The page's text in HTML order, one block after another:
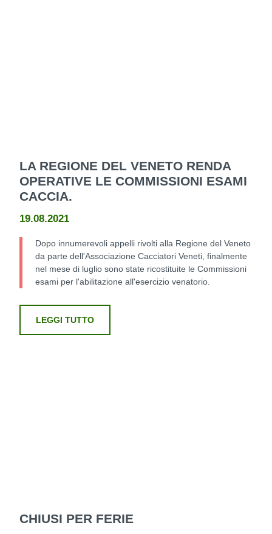
LA REGIONE DEL VENETO RENDA
OPERATIVE LE COMMISSIONI ESAMI
CACCIA.
19.08.2021
Dopo innumerevoli appelli rivolti alla Regione del Veneto
da parte dell'Associazione Cacciatori Veneti, finalmente
nel mese di luglio sono state ricostituite le Commissioni
esami per l'abilitazione all'esercizio venatorio.
LEGGI TUTTO
CHIUSI PER FERIE